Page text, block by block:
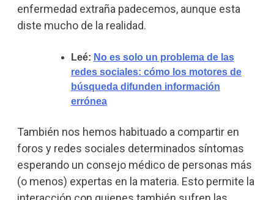
enfermedad extraña padecemos, aunque esta
diste mucho de la realidad.
Leé: No es solo un problema de las
redes sociales: cómo los motores de
búsqueda difunden información
errónea
También nos hemos habituado a compartir en
foros y redes sociales determinados síntomas
esperando un consejo médico de personas más
(o menos) expertas en la materia. Esto permite la